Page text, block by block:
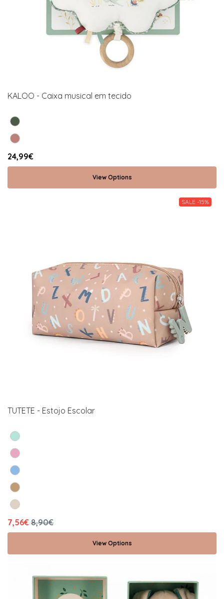
KALOO - Caixa musical em tecido
24,99€
View Options
SALE -15%
TUTETE - Estojo Escolar
7,56€ 8,90€
View Options